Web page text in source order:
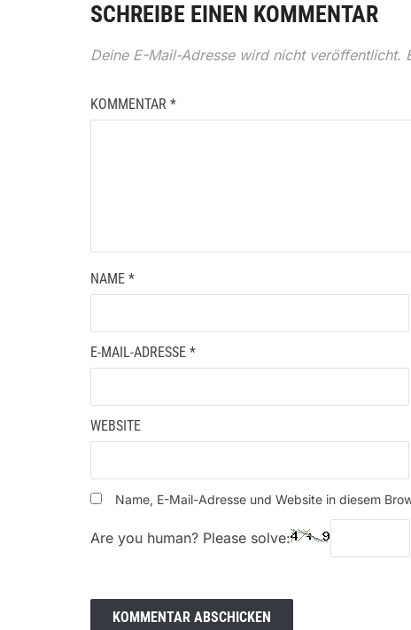
SCHREIBE EINEN KOMMENTAR
Deine E-Mail-Adresse wird nicht veröffentlicht.
KOMMENTAR *
NAME *
E-MAIL-ADRESSE *
WEBSITE
Name, E-Mail-Adresse und Website in diesem
Are you human? Please solve: